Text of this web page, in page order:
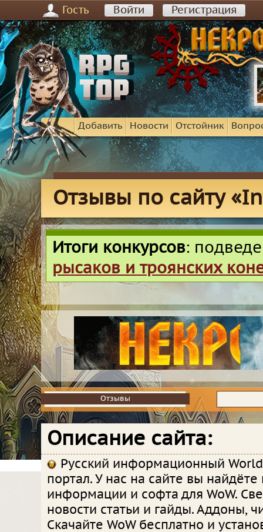
Гость Войти Регистрация
Добавить Новости Отстойник
Отзывы по сайту
Итоги конкурсов:
рысаков и троянских
Отзывы
Отзывы
Описание сайта:
Русский информационный
портал. У нас на сайте вы найдёте
информации и софта для WoW.
новости статьи и гайды. Аддоны,
Скачайте WoW бесплатно и